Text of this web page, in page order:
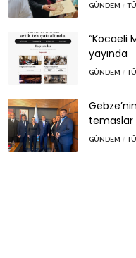
GÜNDEM
“Kocaeli
yayında
GÜNDEM
temaslar
GÜNDEM